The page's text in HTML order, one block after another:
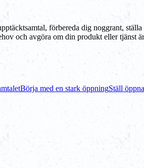
förbereda dig noggrant,
och avgöra om din produkt eller tjänst
Börja med en stark öppningStäll